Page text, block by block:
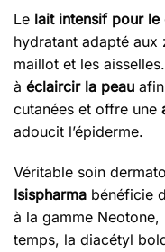
Le lait intensif pour
hydratant adapté aux
maillot et les
à éclaircir la peau
cutanées et offre une
adoucit l’épiderme.
Véritable soin
Isispharma bénéficie
à la gamme Neotone,
temps, la diacétyl